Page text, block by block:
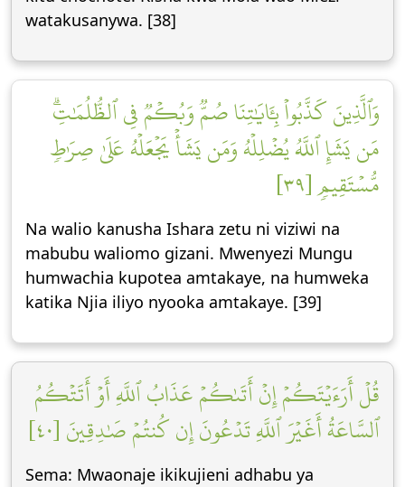
watakusanywa. [38]
وَٱلَّذِينَ كَذَّبُواْ بِـَٔايَٰتِنَا صُمّٞ وَبُكۡمٞ فِي ٱلظُّلُمَٰتِۗ
مَن يَشَإِ ٱللَّهُ يُضۡلِلۡهُ وَمَن يَشَأۡ يَجۡعَلۡهُ عَلَىٰ صِرَٰطٖ
مُّسۡتَقِيمٖ [٣٩]
Na walio kanusha Ishara zetu ni viziwi na
mabubu waliomo gizani. Mwenyezi Mungu
humwachia kupotea amtakaye, na humweka
katika Njia iliyo nyooka amtakaye. [39]
قُلۡ أَرَءَيۡتَكُمۡ إِنۡ أَتَىٰكُمۡ عَذَابُ ٱللَّهِ أَوۡ أَتَتۡكُمُ
ٱلسَّاعَةُ أَغَيۡرَ ٱللَّهِ تَدۡعُونَ إِن كُنتُمۡ صَٰدِقِينَ [٤٠]
Sema: Mwaonaje ikikujieni adhabu ya